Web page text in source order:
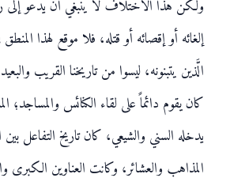
ولكن هذا الاختلاف لا ينبغي أن يدعو
إلغائه أو إقصائه أو قتله، فلا موقع لهذا
الَّذين يتبنونه، ليسوا من تاريخنا القريب
كان يقوم دائماً على لقاء الكنائس والمساجد؛
يدخله السني والشيعي، كان تاريخ التفاعل بين
المذاهب والعشائر، وكانت العناوين الكبرى